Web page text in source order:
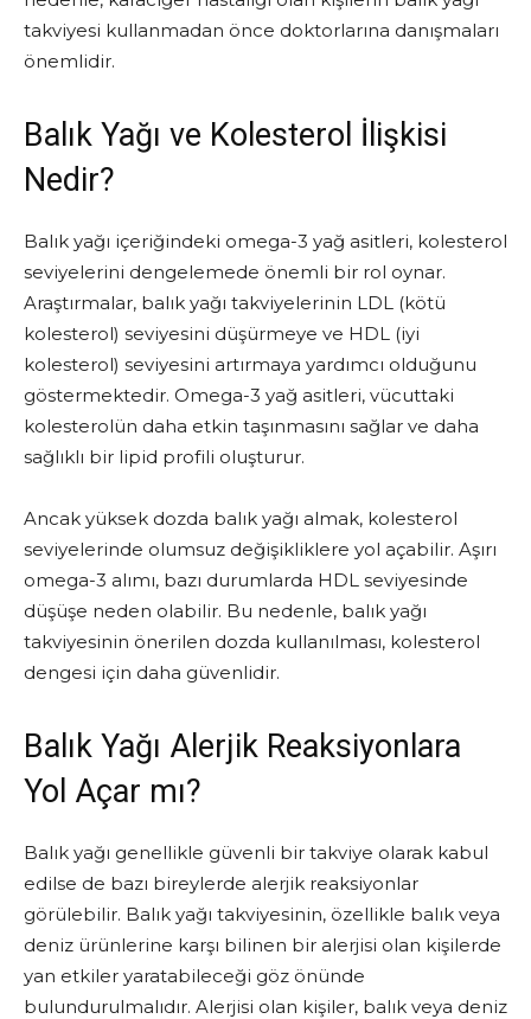
takviyesi kullanmadan önce doktorlarına danışmaları
önemlidir.
Balık Yağı ve Kolesterol İlişkisi
Nedir?
Balık yağı içeriğindeki omega-3 yağ asitleri, kolesterol
seviyelerini dengelemede önemli bir rol oynar.
Araştırmalar, balık yağı takviyelerinin LDL (kötü
kolesterol) seviyesini düşürmeye ve HDL (iyi
kolesterol) seviyesini artırmaya yardımcı olduğunu
göstermektedir. Omega-3 yağ asitleri, vücuttaki
kolesterolün daha etkin taşınmasını sağlar ve daha
sağlıklı bir lipid profili oluşturur.
Ancak yüksek dozda balık yağı almak, kolesterol
seviyelerinde olumsuz değişikliklere yol açabilir. Aşırı
omega-3 alımı, bazı durumlarda HDL seviyesinde
düşüşe neden olabilir. Bu nedenle, balık yağı
takviyesinin önerilen dozda kullanılması, kolesterol
dengesi için daha güvenlidir.
Balık Yağı Alerjik Reaksiyonlara
Yol Açar mı?
Balık yağı genellikle güvenli bir takviye olarak kabul
edilse de bazı bireylerde alerjik reaksiyonlar
görülebilir. Balık yağı takviyesinin, özellikle balık veya
deniz ürünlerine karşı bilinen bir alerjisi olan kişilerde
yan etkiler yaratabileceği göz önünde
bulundurulmalıdır. Alerjisi olan kişiler, balık veya deniz